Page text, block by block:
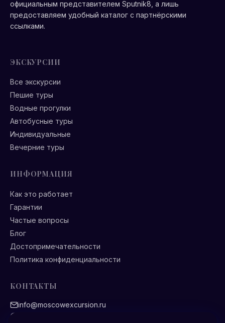
официальным представителем Sputnik8, а лишь
предоставляем удобный каталог с партнёрскими
ссылками.
ЭКСКУРСИИ
Все экскурсии
Пешие туры
Водные прогулки
Автобусные туры
Индивидуальные
Вечерние туры
ИНФОРМАЦИЯ
Как это работает
Гарантии
Частые вопросы
Блог
Достопримечательности
Политика конфиденциальности
КОНТАКТЫ
info@moscowexcursion.ru